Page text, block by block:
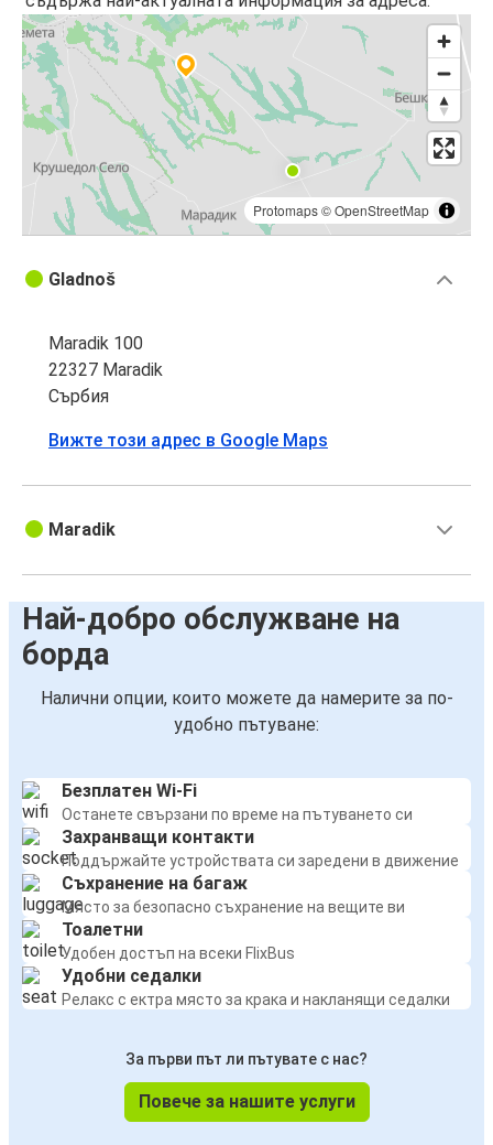
Protomaps©OpenStreetMap
Gladnoš
Maradik 100
22327 Maradik
Сърбия
Вижте този адрес в Google Maps
Maradik
Най-добро обслужване на
борда
Налични опции, които можете да намерите за по-
удобно пътуване:
Безплатен Wi-Fi
Останете свързани по време на пътуването си
Захранващи контакти
Поддържайте устройствата си заредени в движение
Съхранение на багаж
Място за безопасно съхранение на вещите ви
Тоалетни
Удобен достъп на всеки FlixBus
Удобни седалки
Релакс с ектра място за крака и накланящи седалки
За първи път ли пътувате с нас?
Повече за нашите услуги